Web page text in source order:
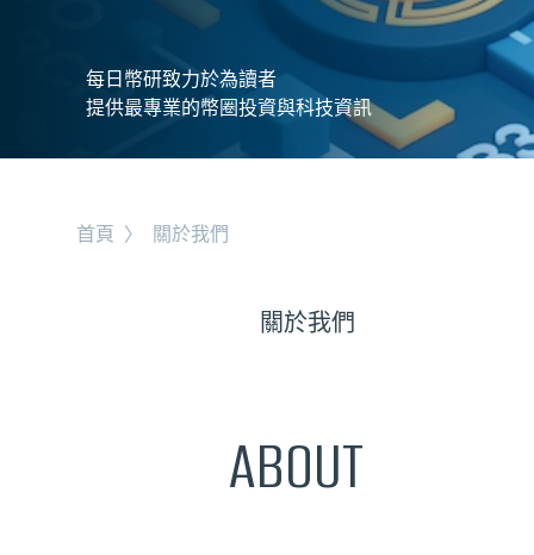
每日幣研致力於為讀者
提供最專業的幣圈投資與科技資訊
首頁 〉 關於我們
ABOUT
關於我們